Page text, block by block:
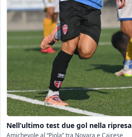
Nell’ultimo test due gol nella ripresa
Amichevole al “Piola” tra Novara e Cairese